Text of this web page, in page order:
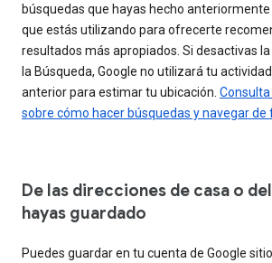
búsquedas que hayas hecho
que estás utilizando para ofrecerte
resultados más apropiados. Si desactivas
la Búsqueda, Google no utilizará tu
anterior para estimar tu ubicación.
sobre cómo hacer búsquedas y navegar de
De las direcciones de casa o
hayas guardado
Puedes guardar en tu cuenta de Google